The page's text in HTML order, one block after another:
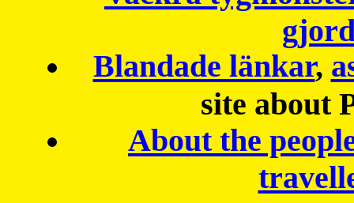
Blandade länkar,
site about
About the